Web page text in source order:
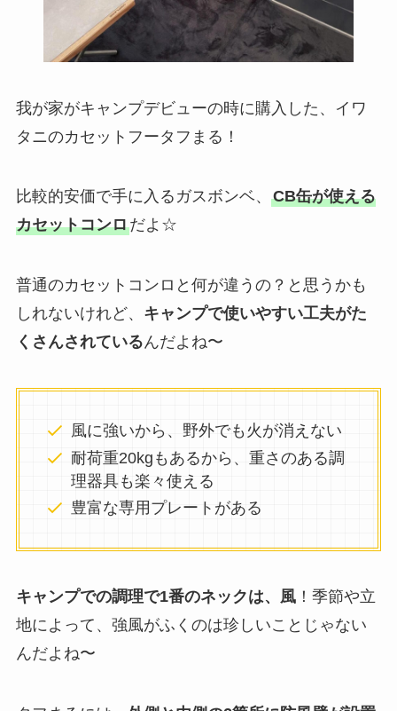
我が家がキャンプデビューの時に購入した、イワ
タニのカセットフータフまる！
比較的安価で手に入るガスボンベ、 CB缶が使える
カセットコンロだよ☆
普通のカセットコンロと何が違うの？と思うかも
しれないけれど、 キャンプで使いやすい工夫がた
くさんされているんだよね〜
風に強いから、野外でも火が消えない
耐荷重20kgもあるから、重さのある調
理器具も楽々使える
豊富な専用プレートがある
キャンプでの調理で1番のネックは、風！季節や立
地によって、強風がふくのは珍しいことじゃない
んだよね〜